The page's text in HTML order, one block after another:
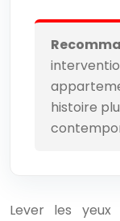
histoire
Lever les